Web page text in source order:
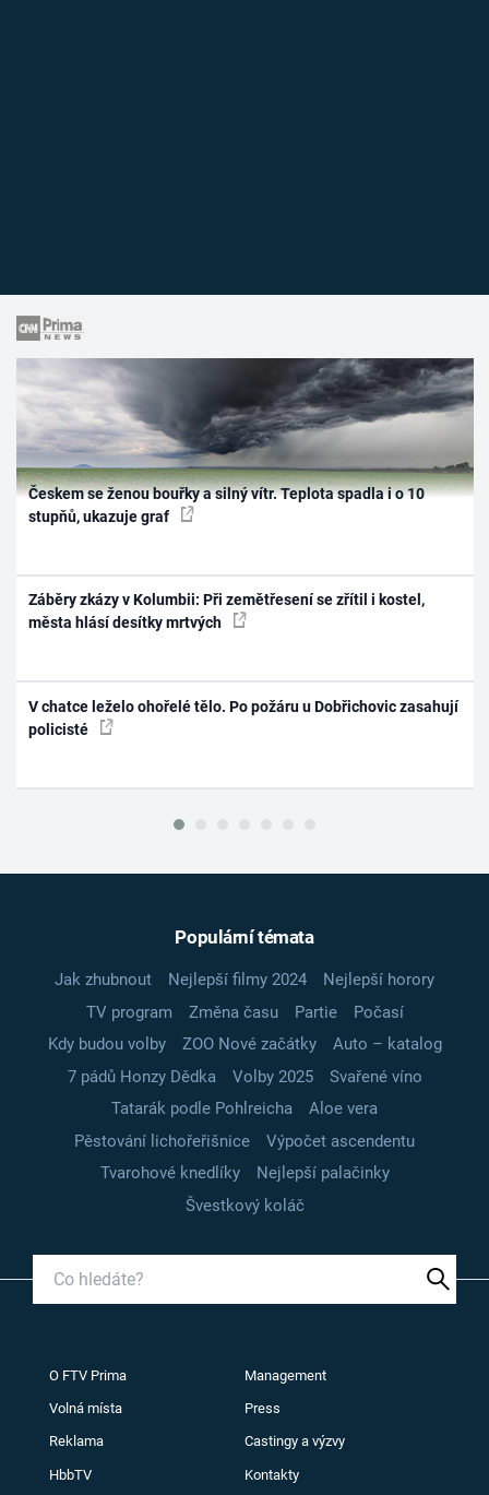
Českem se ženou bouřky a silný vítr. Teplota spadla i o 10
stupňů, ukazuje graf
Záběry zkázy v Kolumbii: Při zemětřesení se zřítil i kostel,
města hlásí desítky mrtvých
V chatce leželo ohořelé tělo. Po požáru u Dobřichovic zasahují
policisté
Populární témata
Jak zhubnout Nejlepší filmy 2024
Nejlepší horory
TV program
Změna času Partie
Počasí
Kdy budou volby
ZOO Nové začátky
Auto – katalog
7 pádů Honzy Dědka
Volby 2025
Svařené víno
Tatarák podle Pohlreicha
Aloe vera
Pěstování lichořeřišnice
Výpočet ascendentu
Tvarohové knedlíky
Nejlepší palačinky
Švestkový koláč
O FTV Prima Management
Volná místa Press
Reklama Castingy a výzvy
HbbTV Kontakty